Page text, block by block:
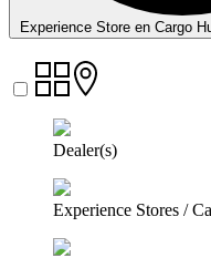
Experience Store en Cargo
Dealer(s)
Experience Stores /